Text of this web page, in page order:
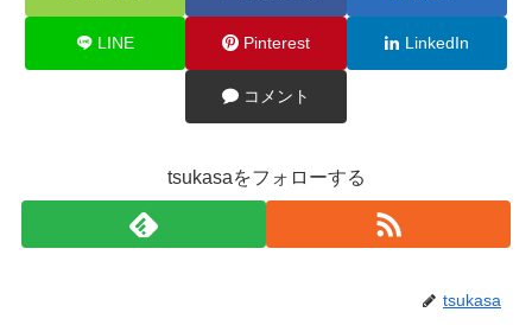
LINE Pinterest LinkedIn
コメント
tsukasaをフォローする
tsukasa